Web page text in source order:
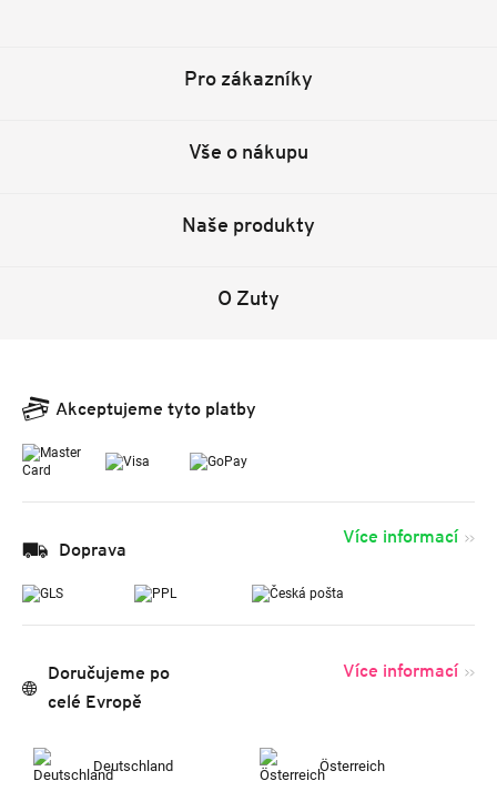
Pro zákazníky
Vše o nákupu
Naše produkty
O Zuty
Akceptujeme tyto platby
Doprava
Více informací
Doručujeme po
celé Evropě
Více informací
Deutschland Österreich